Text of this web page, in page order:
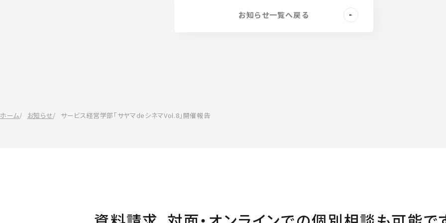
お知らせ一覧へ戻る
ホーム お知らせ サービス経営学部「サヤマdeシネマVol.8」開催報告